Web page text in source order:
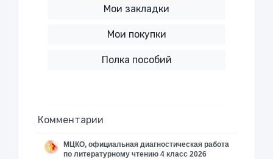
Мои закладки
Мои покупки
Полка пособий
Комментарии
МЦКО, официальная диагностическая работа
по литературному чтению 4 класс 2026